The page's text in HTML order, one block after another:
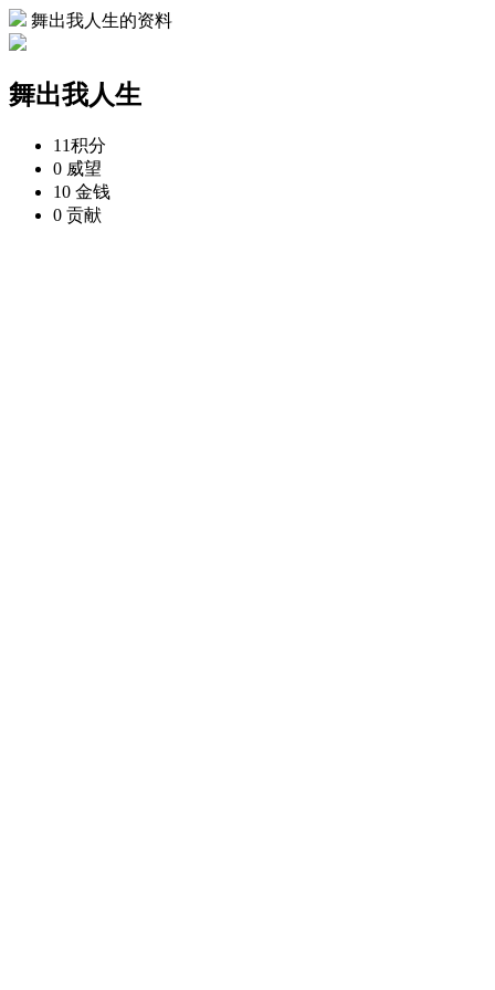
舞出我人生的资料
舞出我人生
11积分
0 威望
10 金钱
0 贡献